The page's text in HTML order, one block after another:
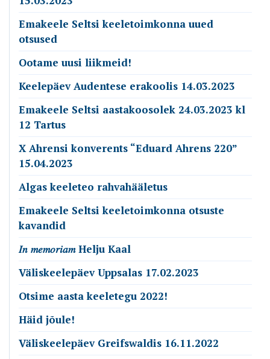
Emakeele Seltsi keeletoimkonna uued
otsused
Ootame uusi liikmeid!
Keelepäev Audentese erakoolis 14.03.2023
Emakeele Seltsi aastakoosolek 24.03.2023 kl
12 Tartus
X Ahrensi konverents “Eduard Ahrens 220”
15.04.2023
Algas keeleteo rahvahääletus
Emakeele Seltsi keeletoimkonna otsuste
kavandid
𝐼𝑛 𝑚𝑒𝑚𝑜𝑟𝑖𝑎𝑚 Helju Kaal
Väliskeelepäev Uppsalas 17.02.2023
Otsime aasta keeletegu 2022!
Häid jõule!
Väliskeelepäev Greifswaldis 16.11.2022